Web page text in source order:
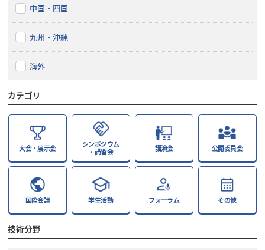
中国・四国
九州・沖縄
海外
カテゴリ
大会・展示会
シンポジウム
・講習会
講演会 公開委員会
国際会議 学生活動 フォーラム その他
技術分野